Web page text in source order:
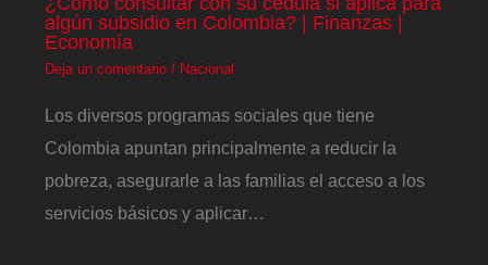
algún subsidio en Colombia? | Finanzas |
Economía
Deja un comentario / Nacional
Los diversos programas sociales que tiene
Colombia apuntan principalmente a reducir la
pobreza, asegurarle a las familias el acceso a los
servicios básicos y aplicar…